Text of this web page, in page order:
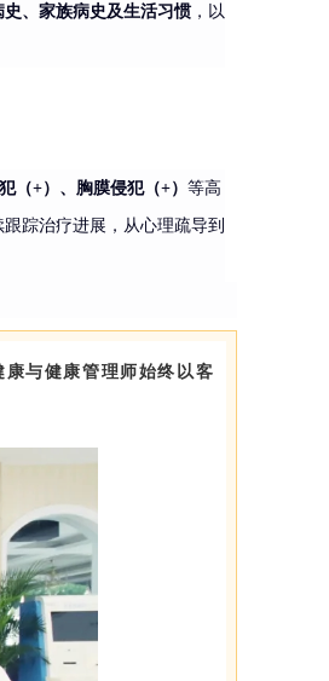
史、家族病史及生活习惯，以
（+）、胸膜侵犯（+） 等高
踪治疗进展，从心理疏导到
康与健康管理师始终以客